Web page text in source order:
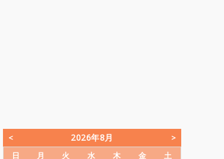
2026年8月
日 月 火 水 木 金
土